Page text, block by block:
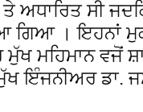
ਅਧਾਰਿਤ ਸੀ
ਗਿਆ । ਇਹਨਾਂ
ਮਹਿਮਾਨ ਵਜੋਂ
ਇੰਜਨੀਅਰ ਡਾ.